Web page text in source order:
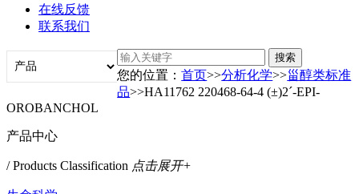
在线反馈
联系我们
您的位置：首页>>分析化学>>甾醇类标准
品>>HA11762 220468-64-4 (±)2´-EPI-
OROBANCHOL
产品中心
/ Products Classification 点击展开+